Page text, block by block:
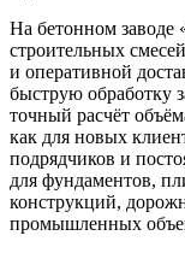
На бетонном заводе
строительных
и оперативной
быструю обработку
точный расчёт
как для новых
подрядчиков и
для фундаментов,
конструкций,
промышленных